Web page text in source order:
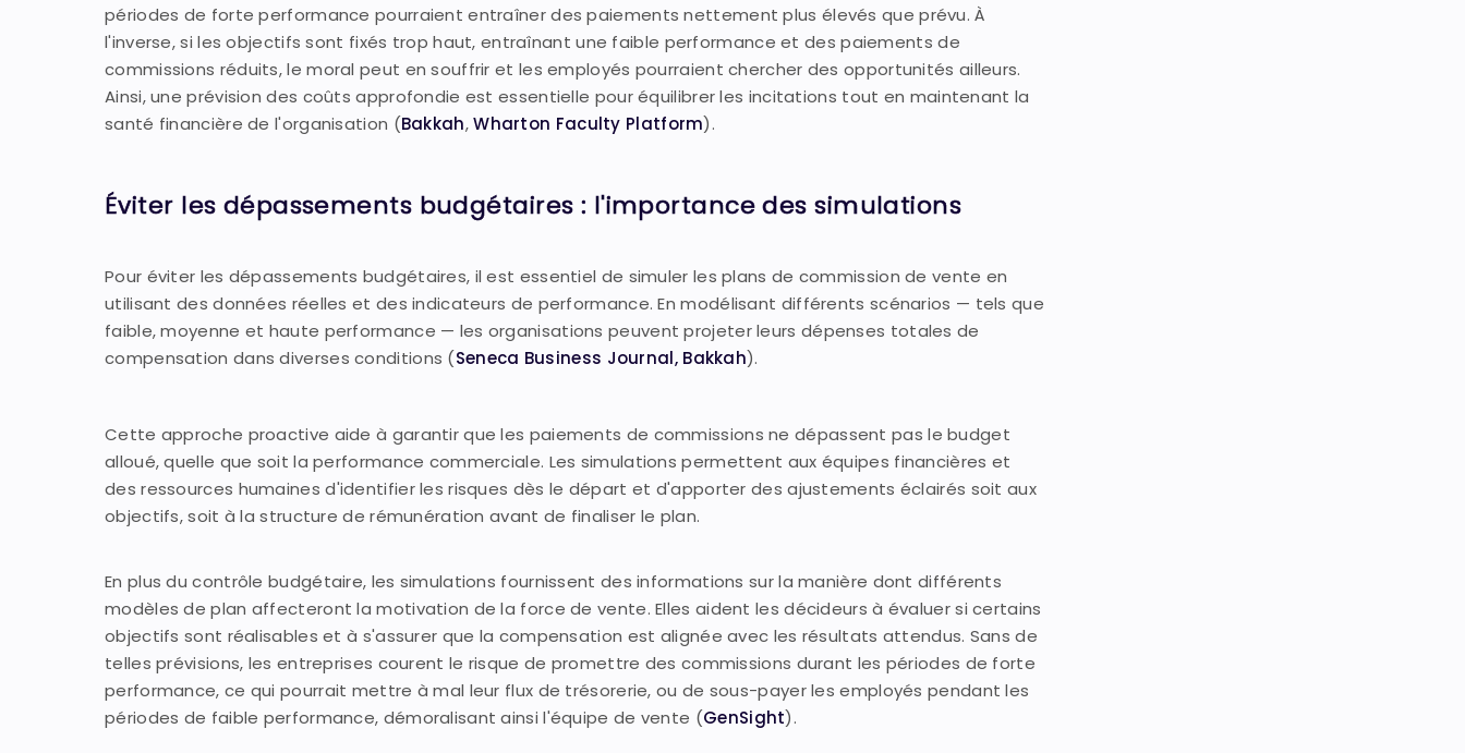
périodes de forte performance pourraient entraîner des paiements nettement plus élevés que prévu. À
l'inverse, si les objectifs sont fixés trop haut, entraînant une faible performance et des paiements de
commissions réduits, le moral peut en souffrir et les employés pourraient chercher des opportunités ailleurs.
Ainsi, une prévision des coûts approfondie est essentielle pour équilibrer les incitations tout en maintenant la
santé financière de l'organisation (Bakkah,Wharton Faculty Platform).
Éviter les dépassements budgétaires : l'importance des simulations
Pour éviter les dépassements budgétaires, il est essentiel de simuler les plans de commission de vente en
utilisant des données réelles et des indicateurs de performance. En modélisant différents scénarios — tels que
faible, moyenne et haute performance — les organisations peuvent projeter leurs dépenses totales de
compensation dans diverses conditions (Seneca Business Journal, Bakkah).
Cette approche proactive aide à garantir que les paiements de commissions ne dépassent pas le budget
alloué, quelle que soit la performance commerciale. Les simulations permettent aux équipes financières et
des ressources humaines d'identifier les risques dès le départ et d'apporter des ajustements éclairés soit aux
objectifs, soit à la structure de rémunération avant de finaliser le plan.
En plus du contrôle budgétaire, les simulations fournissent des informations sur la manière dont différents
modèles de plan affecteront la motivation de la force de vente. Elles aident les décideurs à évaluer si certains
objectifs sont réalisables et à s'assurer que la compensation est alignée avec les résultats attendus. Sans de
telles prévisions, les entreprises courent le risque de promettre des commissions durant les périodes de forte
performance, ce qui pourrait mettre à mal leur flux de trésorerie, ou de sous-payer les employés pendant les
périodes de faible performance, démoralisant ainsi l'équipe de vente (GenSight).